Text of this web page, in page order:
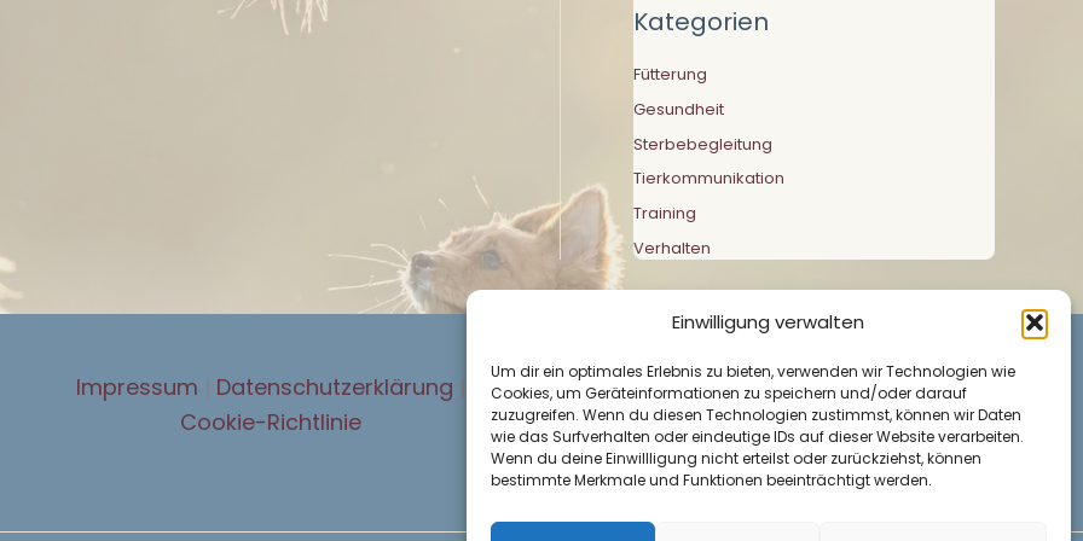
Einwilligung verwalten
Um dir ein optimales Erlebnis zu bieten, verwenden wir Technologien wie
Cookies, um Geräteinformationen zu speichern und/oder darauf
zuzugreifen. Wenn du diesen Technologien zustimmst, können wir Daten
wie das Surfverhalten oder eindeutige IDs auf dieser Website verarbeiten.
Wenn du deine Einwillligung nicht erteilst oder zurückziehst, können
bestimmte Merkmale und Funktionen beeinträchtigt werden.
Kategorien
Fütterung
Gesundheit
Sterbebegleitung
Tierkommunikation
Training
Verhalten
Impressum | Datenschutzerklärung |
Cookie-Richtlinie